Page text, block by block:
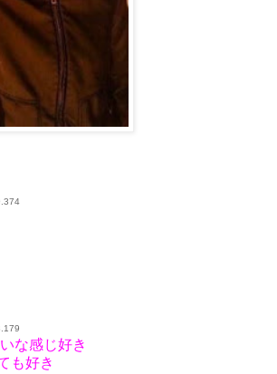
な感じ好き
も好き